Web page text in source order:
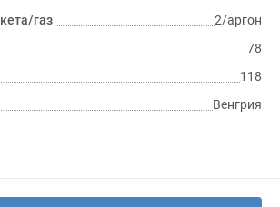
газ
2/аргон
78
118
Венгрия